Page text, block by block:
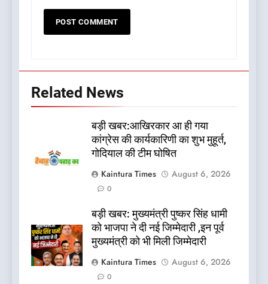
Related News
बड़ी खबर:आखिरकार आ ही गया
कांग्रेस की कार्यकारिणी का शुभ मुहूर्त,
गोदियाल की टीम घोषित
Kaintura Times
August 6, 2026
0
बड़ी खबर: मुख्यमंत्री पुष्कर सिंह धामी
को भाजपा ने दी नई जिम्मेदारी ,इन पूर्व
मुख्यमंत्री को भी मिली जिम्मेदारी
Kaintura Times
August 6, 2026
0